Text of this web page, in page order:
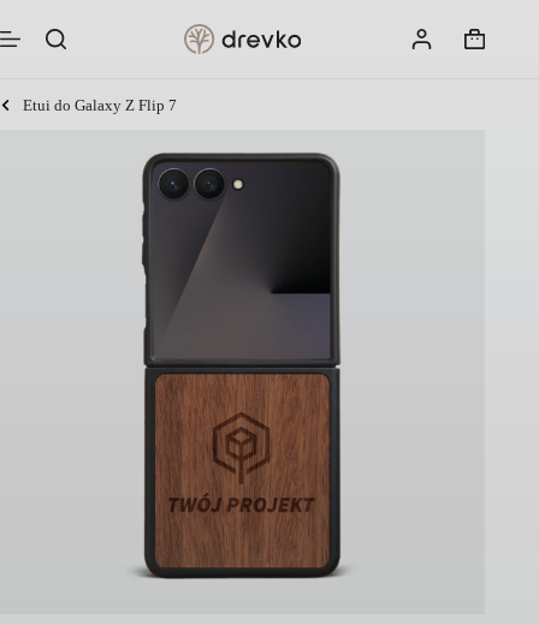
do
treści
Koszyk
Etui do Galaxy Z Flip 7